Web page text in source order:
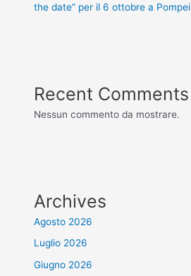
the date” per il 6 ottobre a Pompei
Recent Comments
Nessun commento da mostrare.
Archives
Agosto 2026
Luglio 2026
Giugno 2026